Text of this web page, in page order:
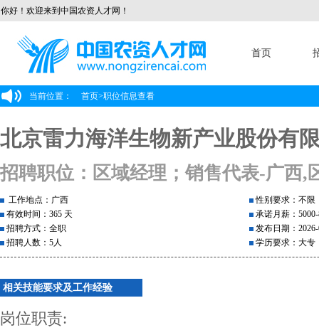
你好！欢迎来到中国农资人才网！
首页
当前位置： 首页>职位信息查看
北京雷力海洋生物新产业股份有
招聘职位：区域经理；销售代表-广西,
工作地点：广西
有效时间：365 天
招聘方式：全职
招聘人数：5人
性别要求：不限
承诺月薪：5000-
发布日期：
学历要求：大专
相关技能要求及工作经验
岗位职责: